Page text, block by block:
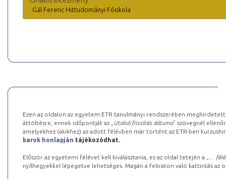
Gál Ferenc Hittudományi Főiskola
Ezen az oldalon az egyetem ETR tanulmányi rendszerében
áttöltésre, ennek időpontját az „ Utolsó frissítés dátuma” szövegnél
amelyekhez (akikhez) az adott félévben már történt az ETR-ben
karok honlapján tájékozódhat.
Először az egyetemi félévet kell kiválasztania, ez az oldal tetején a „
…
nyílhegyekkel lépegetve lehetséges. Magán a feliraton való kattintás az